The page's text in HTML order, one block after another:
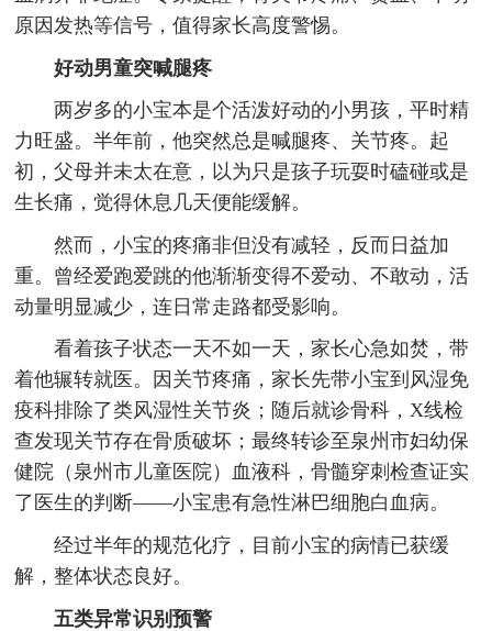
原因发热等信号，值得家长高度警惕。
好动男童突喊腿疼
两岁多的小宝本是个活泼好动的小男孩，平时精
力旺盛。半年前，他突然总是喊腿疼、关节疼。起
初，父母并未太在意，以为只是孩子玩耍时磕碰或是
生长痛，觉得休息几天便能缓解。
然而，小宝的疼痛非但没有减轻，反而日益加
重。曾经爱跑爱跳的他渐渐变得不爱动、不敢动，活
动量明显减少，连日常走路都受影响。
看着孩子状态一天不如一天，家长心急如焚，带
着他辗转就医。因关节疼痛，家长先带小宝到风湿免
疫科排除了类风湿性关节炎；随后就诊骨科，X线检
查发现关节存在骨质破坏；最终转诊至泉州市妇幼保
健院（泉州市儿童医院）血液科，骨髓穿刺检查证实
了医生的判断——小宝患有急性淋巴细胞白血病。
经过半年的规范化疗，目前小宝的病情已获缓
解，整体状态良好。
五类异常识别预警